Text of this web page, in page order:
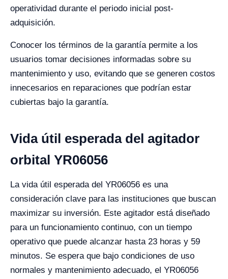
operatividad durante el periodo inicial post-
adquisición.
Conocer los términos de la garantía permite a los
usuarios tomar decisiones informadas sobre su
mantenimiento y uso, evitando que se generen costos
innecesarios en reparaciones que podrían estar
cubiertas bajo la garantía.
Vida útil esperada del agitador
orbital YR06056
La vida útil esperada del YR06056 es una
consideración clave para las instituciones que buscan
maximizar su inversión. Este agitador está diseñado
para un funcionamiento continuo, con un tiempo
operativo que puede alcanzar hasta 23 horas y 59
minutos. Se espera que bajo condiciones de uso
normales y mantenimiento adecuado, el YR06056